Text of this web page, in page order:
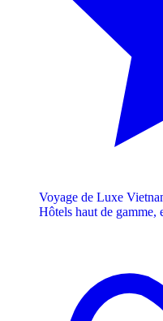
Voyage de Luxe
Hôtels haut de gamme,